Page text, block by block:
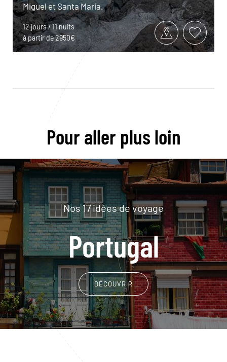
Miguel et Santa Maria.
12 jours / 11 nuits
à partir de 2950€
Pour aller plus loin
Nos 17 idées de voyage
Portugal
DÉCOUVRIR